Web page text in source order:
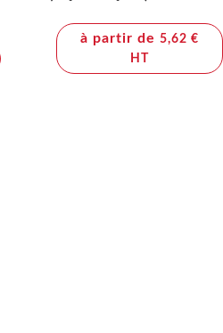
à partir de5,62 €
HT